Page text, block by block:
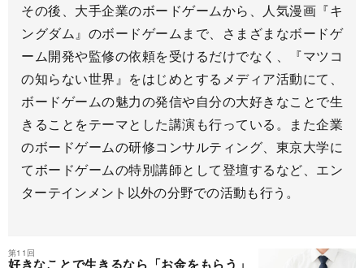
その後、大手企業のボードゲームから、人気漫画『キ
ングダム』のボードゲームまで、さまざまなボードゲ
ーム開発や監修の依頼を受けるだけでなく、『マツコ
の知らない世界』をはじめとするメディア活動にて、
ボードゲームの魅力の発信や自分の大好きなことで生
きることをテーマとした講演も行っている。また企業
のボードゲームの研修コンサルティング、東京大学に
てボードゲームの特別講師として登壇するなど、エン
ターテインメント以外の分野での活動も行う。
第11回
好きなことで生きるなら「お金をもらう」